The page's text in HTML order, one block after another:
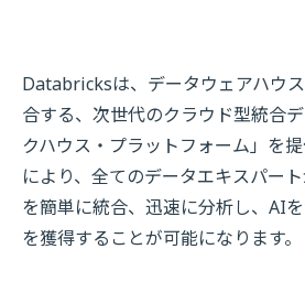
Databricksは、データウェアハウ
合する、次世代のクラウド型統合
クハウス・プラットフォーム」を
により、全てのデータエキスパー
を簡単に統合、迅速に分析し、AI
を獲得することが可能になります。